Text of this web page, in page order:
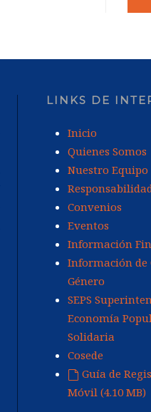
LINKS DE
Inicio
Quienes Somos
Nuestro Equipo
Convenios
Eventos
Información
Información de
Género
SEPS
Economía
Solidaria
Cosede
Guía de
Móvil (4.10 MB)